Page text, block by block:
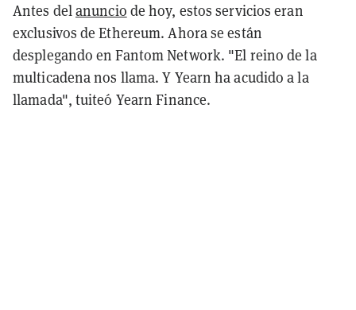
Antes delanuncio de hoy, estos servicios eran
exclusivos de Ethereum. Ahora se están
desplegando en Fantom Network. "El reino de la
multicadena nos llama. Y Yearn ha acudido a la
llamada", tuiteó Yearn Finance.